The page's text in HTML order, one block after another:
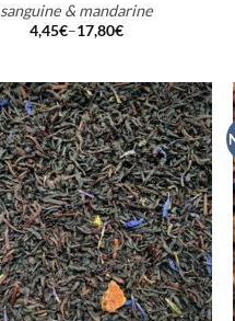
sanguine & mandarine
4,45€–17,80€